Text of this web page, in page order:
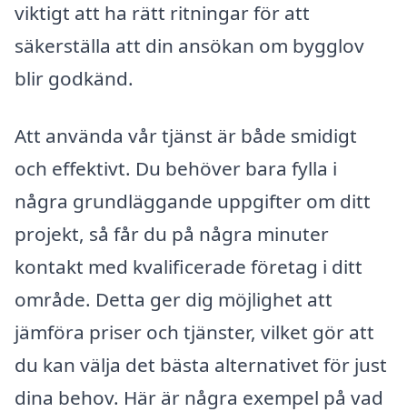
viktigt att ha rätt ritningar för att
säkerställa att din ansökan om bygglov
blir godkänd.
Att använda vår tjänst är både smidigt
och effektivt. Du behöver bara fylla i
några grundläggande uppgifter om ditt
projekt, så får du på några minuter
kontakt med kvalificerade företag i ditt
område. Detta ger dig möjlighet att
jämföra priser och tjänster, vilket gör att
du kan välja det bästa alternativet för just
dina behov. Här är några exempel på vad